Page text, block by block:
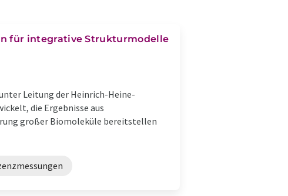
für integrative Strukturmodelle
Leitung der Heinrich-Heine-
die Ergebnisse aus
großer Biomoleküle bereitstellen